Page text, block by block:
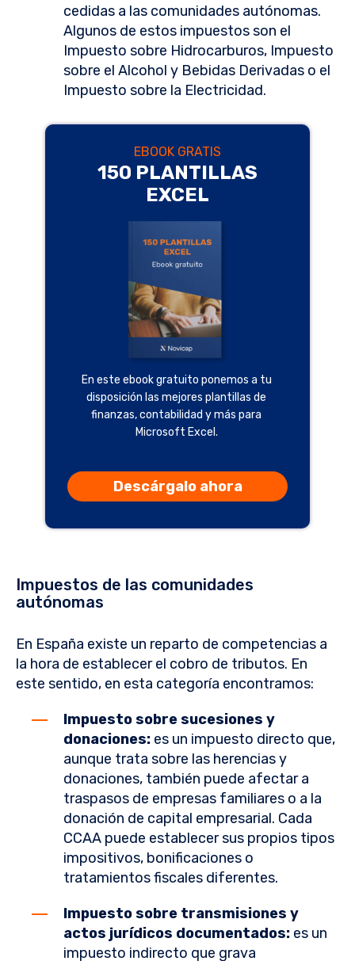
cedidas a las comunidades autónomas.
Algunos de estos impuestos son el
Impuesto sobre Hidrocarburos, Impuesto
sobre el Alcohol y Bebidas Derivadas o el
Impuesto sobre la Electricidad.
En este ebook gratuito ponemos a tu
disposición las mejores plantillas de
finanzas, contabilidad y más para
Microsoft Excel.
150 PLANTILLAS
EXCEL
EBOOK GRATIS
Descárgalo ahora
Impuestos de las comunidades
autónomas
En España existe un reparto de competencias a
la hora de establecer el cobro de tributos. En
este sentido, en esta categoría encontramos:
Impuesto sobre sucesiones y
donaciones: es un impuesto directo que,
aunque trata sobre las herencias y
donaciones, también puede afectar a
traspasos de empresas familiares o a la
donación de capital empresarial. Cada
CCAA puede establecer sus propios tipos
impositivos, bonificaciones o
tratamientos fiscales diferentes.
Impuesto sobre transmisiones y
actos jurídicos documentados: es un
impuesto indirecto que grava